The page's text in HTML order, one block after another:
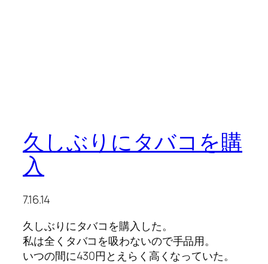
久しぶりにタバコを購
入
7.16.14
久しぶりにタバコを購入した。
私は全くタバコを吸わないので手品用。
いつの間に430円とえらく高くなっていた。